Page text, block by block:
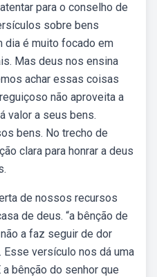
para o conselho de
sobre bens
dia é muito focado em
Mas deus nos ensina
achar essas coisas
não aproveita a
valor a seus bens.
bens. No trecho de
clara para honrar a deus
de nossos recursos
de deus. “a bênção de
a faz seguir de dor
Esse versículo nos dá uma
bênção do senhor que